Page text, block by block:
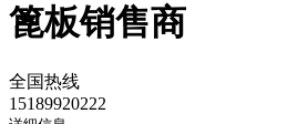
篦板销售商
全国热线
15189920222